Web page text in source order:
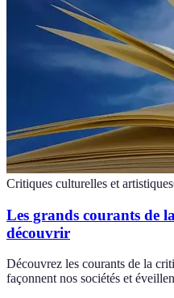
Critiques culturelles et artistiques
Les grands courants de
découvrir
Découvrez les courants de la
façonnent nos sociétés et